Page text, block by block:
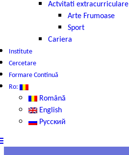
Actvitati extracurriculare
Arte Frumoase
Sport
Cariera
Institute
Cercetare
Formare Continuă
Ro:
Română
English
Русский